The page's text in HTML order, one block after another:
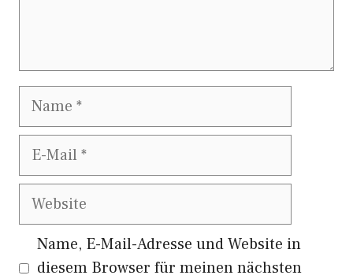
Name
E-
Website
Name, E-Mail-Adresse und Website in
diesem Browser für meinen nächsten